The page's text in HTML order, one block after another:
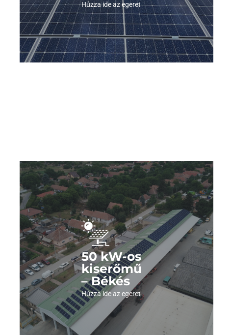
Húzza ide az egeret
50 kW-os
kiserőmű
– Békés
Húzza ide az egeret
Nézze meg a képeket!
Kattintson és nézze meg fotóinkat az erőműről!
Megnézem a képeket